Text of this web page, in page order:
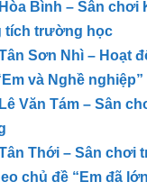
Bình – Sân chơi
tích trường học
Sơn Nhì – Hoạt
và Nghề nghiệp”
Văn Tám – Sân
Thới – Sân chơi
chủ đề “Em đã